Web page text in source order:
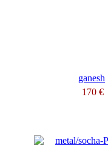
ganesh
170 €